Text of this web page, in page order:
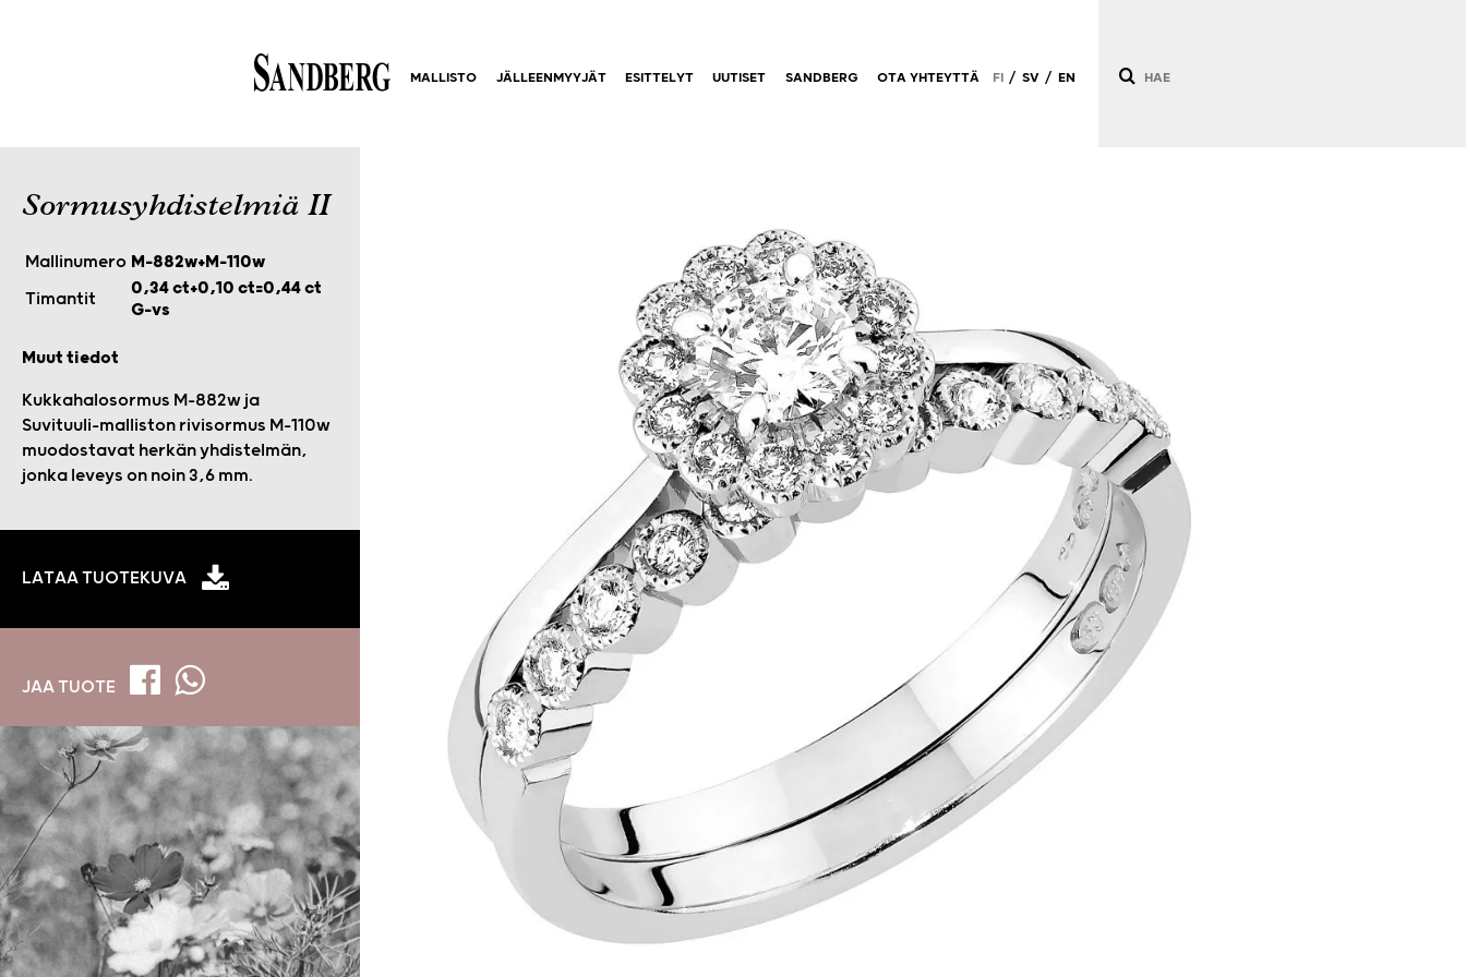
Sormusyhdistelmiä II
Mallinumero M-882w+M-110w
Timantit
0,34 ct+0,10 ct=0,44 ct
G-vs
Muut tiedot
Kukkahalosormus M-882w ja
Suvituuli-malliston rivisormus M-110w
muodostavat herkän yhdistelmän,
jonka leveys on noin 3,6 mm.
LATAA TUOTEKUVA
JAA TUOTE
MALLISTO JÄLLEENMYYJÄT ESITTELYT UUTISET SANDBERG OTA YHTEYTTÄ FI / SV / EN